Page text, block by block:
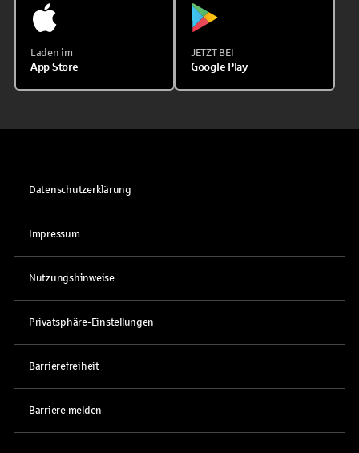
Laden im
App Store
JETZT BEI
Google Play
Datenschutzerklärung
Impressum
Nutzungshinweise
Privatsphäre-Einstellungen
Barrierefreiheit
Barriere melden